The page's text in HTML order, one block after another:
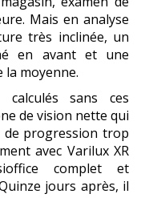
Mais en analyse
très inclinée, un
en avant et une
moyenne.
sans ces
de vision nette qui
progression trop
avec Varilux XR
complet et
jours après, il